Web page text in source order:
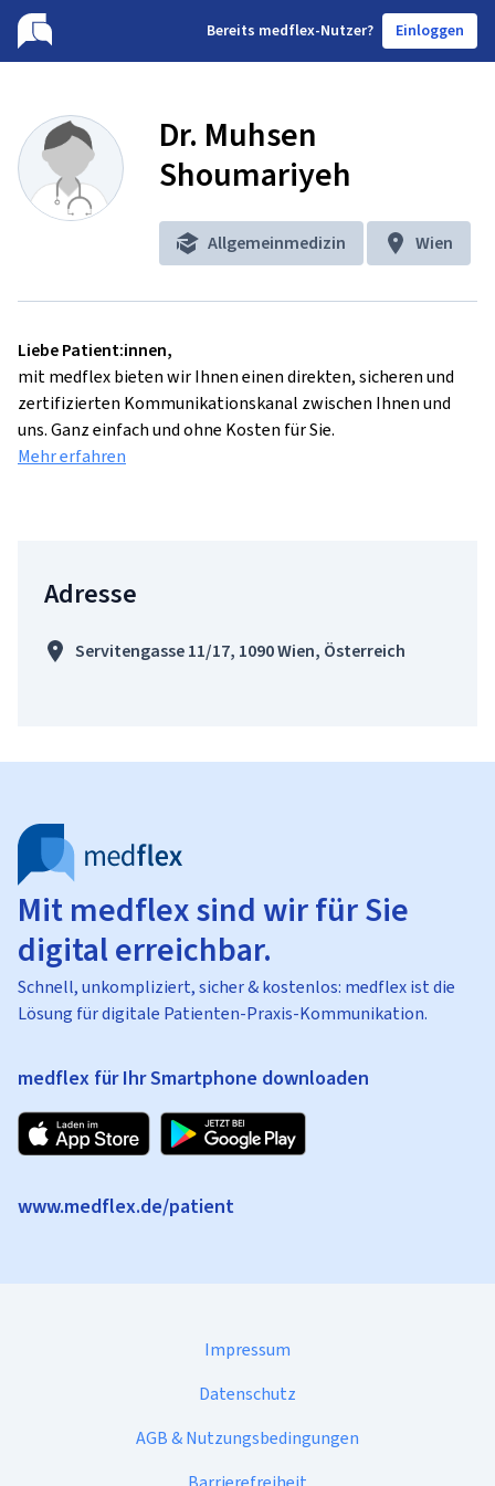
Bereits medflex-Nutzer? Einloggen
Dr. Muhsen
Shoumariyeh
Allgemeinmedizin Wien
Liebe Patient:innen,
mit medflex bieten wir Ihnen einen direkten, sicheren und
zertifizierten Kommunikationskanal zwischen Ihnen und
uns. Ganz einfach und ohne Kosten für Sie.
Mehr erfahren
Adresse
Servitengasse 11/17, 1090 Wien, Österreich
Mit medflex sind wir für Sie
digital erreichbar.
Schnell, unkompliziert, sicher & kostenlos: medflex ist die
Lösung für digitale Patienten-Praxis-Kommunikation.
medflex für Ihr Smartphone downloaden
www.medflex.de/patient
Impressum
Datenschutz
AGB & Nutzungsbedingungen